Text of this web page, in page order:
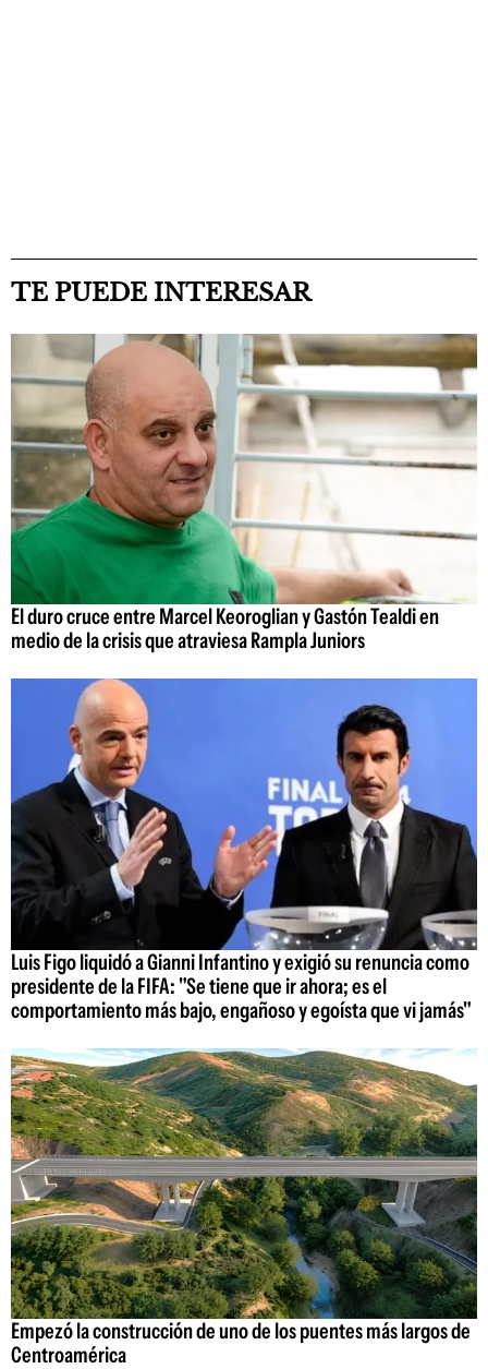
TE PUEDE INTERESAR
El duro cruce entre Marcel Keoroglian y Gastón Tealdi en
medio de la crisis que atraviesa Rampla Juniors
Luis Figo liquidó a Gianni Infantino y exigió su renuncia como
presidente de la FIFA: "Se tiene que ir ahora; es el
comportamiento más bajo, engañoso y egoísta que vi jamás"
Empezó la construcción de uno de los puentes más largos de
Centroamérica